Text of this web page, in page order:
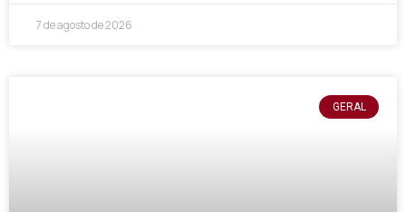
7 de agosto de 2026
GERAL